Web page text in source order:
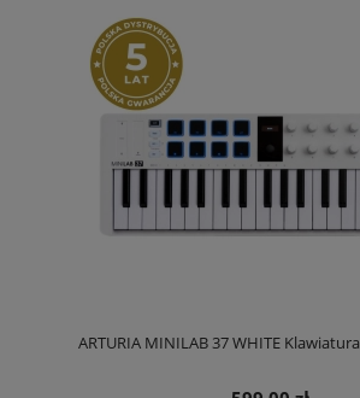
ARTURIA MINILAB 37 WHITE